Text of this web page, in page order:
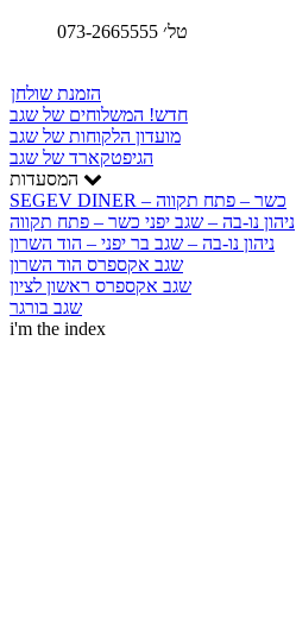
טל׳ 073-2665555
הזמנת שולחן
חדש! המשלוחים של שגב
מועדון הלקוחות של שגב
הגיפטקארד של שגב
SEGEV DINER – כשר – פתח תקווה
ניהון נו-בה – שגב יפני כשר – פתח תקווה
ניהון נו-בה – שגב בר יפני – הוד השרון
שגב אקספרס הוד השרון
שגב אקספרס ראשון לציון
שגב בורגר
i'm the index